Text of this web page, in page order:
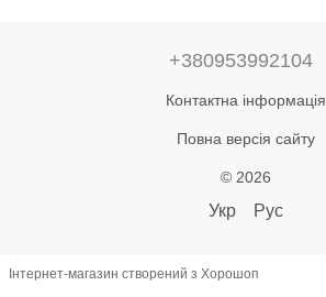
+380953992104
Контактна інформація
Повна версія сайту
© 2026
Укр Рус
Інтернет-магазин створений з Хорошоп